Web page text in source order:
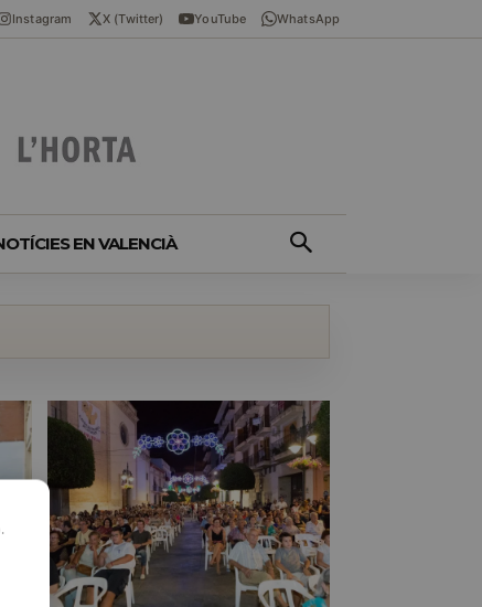
Instagram X (Twitter) YouTube WhatsApp
EN VALENCIÀ